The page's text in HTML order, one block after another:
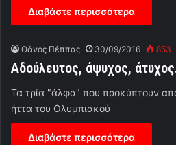
Διαβάστε περισσότερα
Θάνος Πέππας 30/09/2016 853
Αδούλευτος, άψυχος,
Τα τρία "άλφα" που προκύπτουν
ήττα του Ολυμπιακού
Διαβάστε περισσότερα